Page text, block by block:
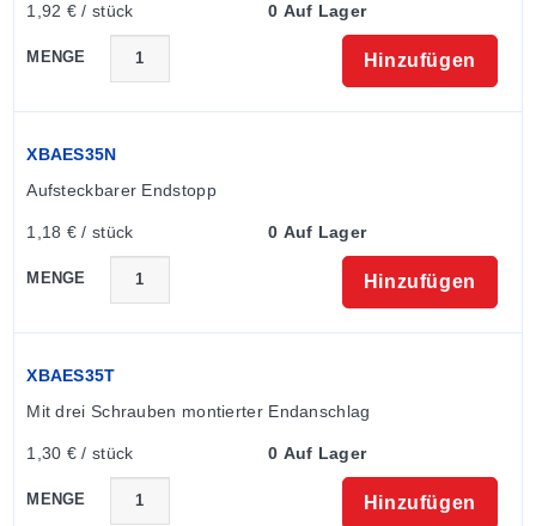
1,92 € / stück 0 Auf Lager
MENGE Hinzufügen
XBAES35N
Aufsteckbarer Endstopp
1,18 € / stück 0 Auf Lager
MENGE Hinzufügen
XBAES35T
Mit drei Schrauben montierter Endanschlag
1,30 € / stück 0 Auf Lager
MENGE Hinzufügen